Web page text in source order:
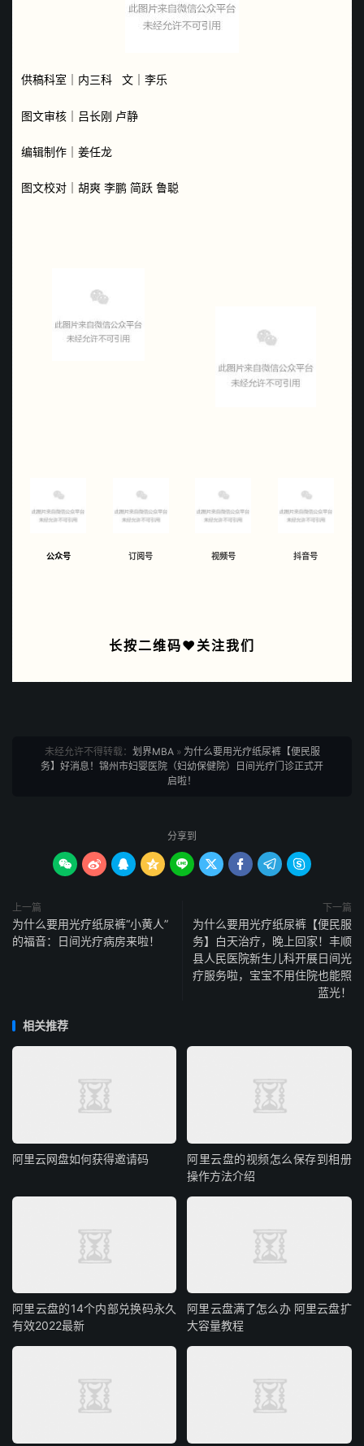
供稿科室｜ 内三科 文｜ 李乐
图文审核｜吕长刚 卢静
编辑制作｜ 姜任龙
图文校对｜胡爽 李鹏 简跃 鲁聪
公众号 订阅号 视频号 抖音号
长按二维码❤关注我们
未经允许不得转载： 划界MBA» 为什么要用光疗纸尿裤【便民服
务】好消息！锦州市妇婴医院（妇幼保健院）日间光疗门诊正式开
启啦！
分享到
        
上一篇
为什么要用光疗纸尿裤“小黄人”
的福音：日间光疗病房来啦！
下一篇
为什么要用光疗纸尿裤【便民服
务】白天治疗，晚上回家！丰顺
县人民医院新生儿科开展日间光
疗服务啦，宝宝不用住院也能照
蓝光！
相关推荐
阿里云网盘如何获得邀请码
阿里云盘的视频怎么保存到相册
操作方法介绍
阿里云盘的14个内部兑换码永久
有效2022最新
阿里云盘满了怎么办 阿里云盘扩
大容量教程